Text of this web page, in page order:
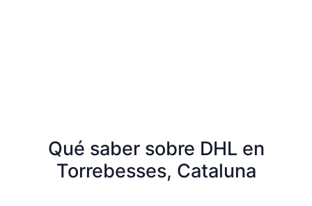
Qué saber sobre DHL en
Torrebesses, Cataluna